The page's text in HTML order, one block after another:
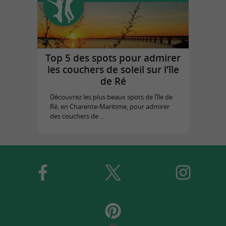
Top 5 des spots pour admirer
les couchers de soleil sur l’île
de Ré
Découvrez les plus beaux spots de l’île de
Ré, en Charente-Maritime, pour admirer
des couchers de ...